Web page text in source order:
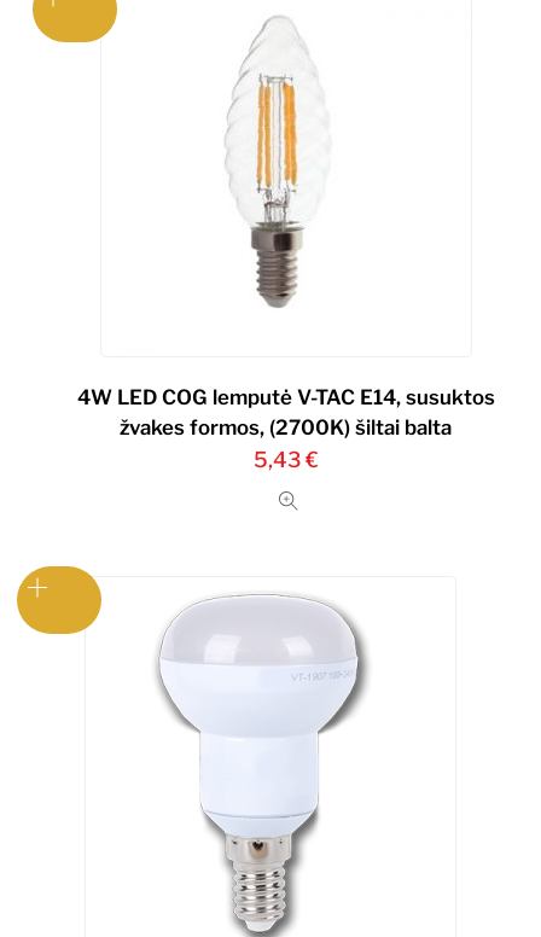
4W LED COG lemputė V-TAC E14, susuktos
žvakes formos, (2700K) šiltai balta
5,43€